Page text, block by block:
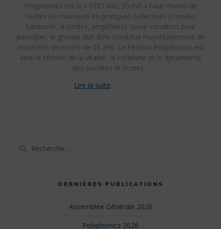
Polyphonics est le « FESTIVAL JEUNE » haut-rhinois de
toutes les musiques en pratiques collectives (chorale,
harmonie, à cordes, amplifiées). Seule condition pour
participer, le groupe doit être constitué majoritairement de
musiciens de moins de 25 ans. Le Festival Polyphonics est
ainsi le témoin de la vitalité, la créativité et le dynamisme
des sociétés et écoles…
DERNIÈRES PUBLICATIONS
Assemblée Générale 2026
Polyphonics 2026